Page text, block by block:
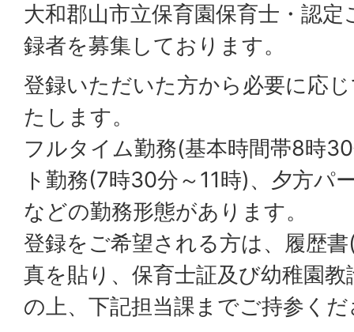
大和郡山市立保育園保育士・認
録者を募集しております。
登録いただいた方から必要に応
たします。
フルタイム勤務(基本時間帯8時
ト勤務(7時30分～11時)、夕方パ
などの勤務形態があります。
登録をご希望される方は、履歴
真を貼り、保育士証及び幼稚園
の上、下記担当課までご持参く